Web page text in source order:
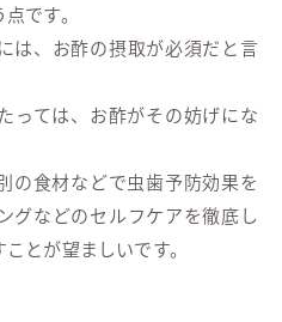
です。
は、お酢の摂取が必須だと言
っては、お酢がその妨げにな
の食材などで虫歯予防効果を
グなどのセルフケアを徹底し
とが望ましいです。